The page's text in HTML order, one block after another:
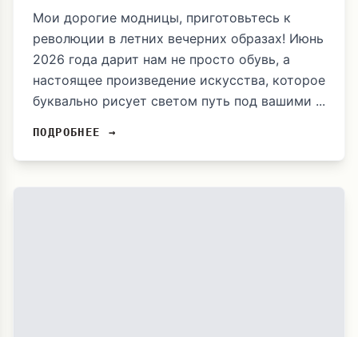
Мои дорогие модницы, приготовьтесь к
революции в летних вечерних образах! Июнь
2026 года дарит нам не просто обувь, а
настоящее произведение искусства, которое
буквально рисует светом путь под вашими ...
ПОДРОБНЕЕ →